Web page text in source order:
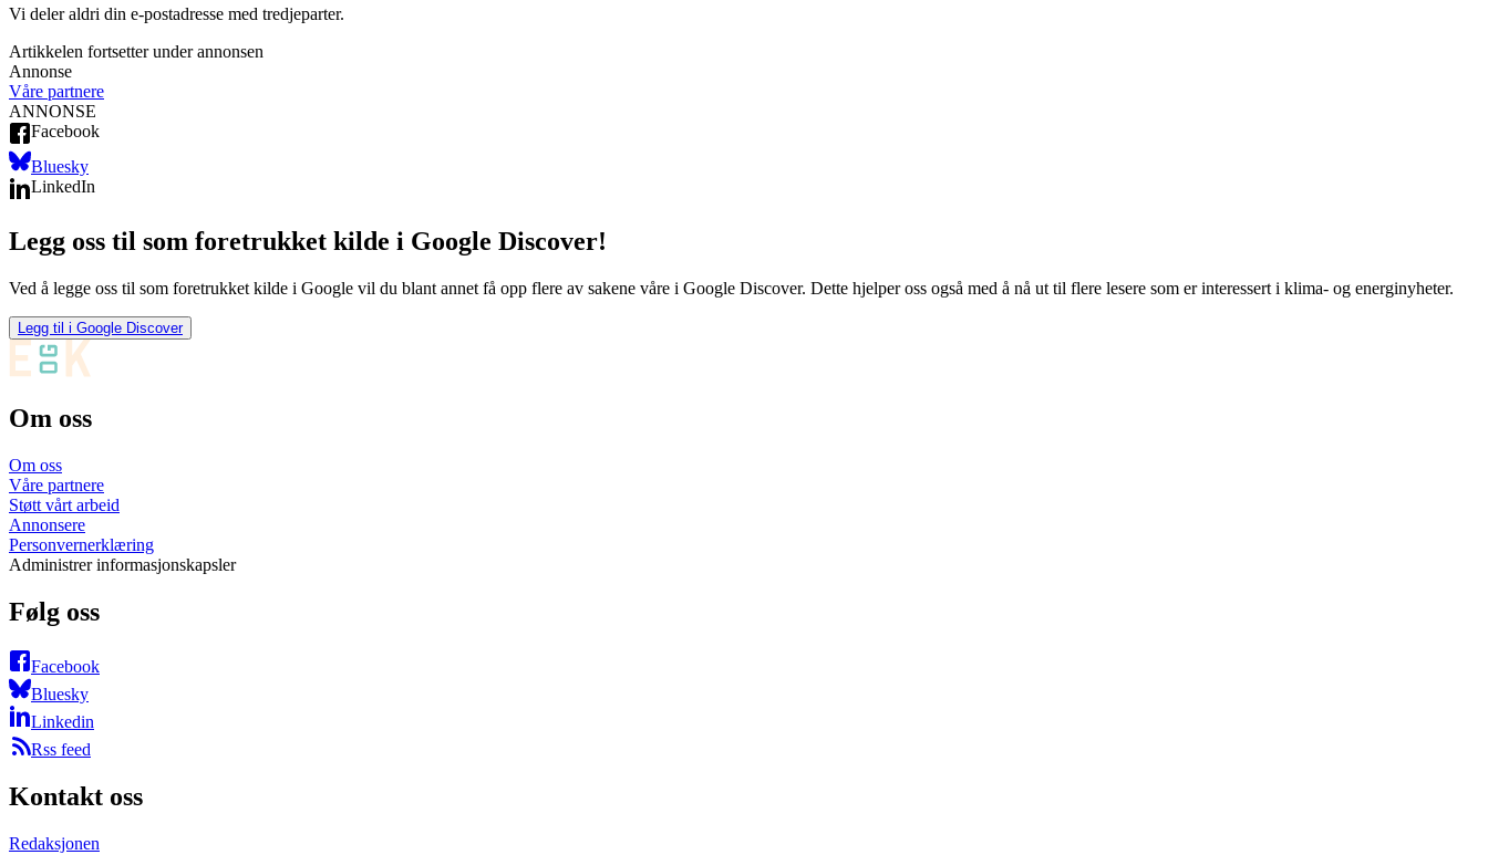
Vi deler aldri din e-postadresse med tredjeparter.
Artikkelen fortsetter under annonsen
Annonse
Våre partnere
ANNONSE
Facebook
Bluesky
LinkedIn
Legg oss til som foretrukket kilde i Google Discover!
Ved å legge oss til som foretrukket kilde i Google vil du blant annet få opp flere av sakene våre i Google Discover. Dette hjelper oss også med å nå ut til flere lesere som er interessert i klima- og energinyheter.
Legg til i Google Discover
Om oss
Om oss
Våre partnere
Støtt vårt arbeid
Annonsere
Personvernerklæring
Administrer informasjonskapsler
Følg oss
Facebook
Bluesky
Linkedin
Rss feed
Kontakt oss
Redaksjonen